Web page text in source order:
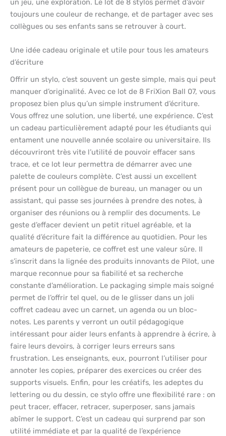
un jeu, une exploration. Le lot de 8 stylos permet d’avoir
toujours une couleur de rechange, et de partager avec ses
collègues ou ses enfants sans se retrouver à court.
Une idée cadeau originale et utile pour tous les amateurs
d’écriture
Offrir un stylo, c’est souvent un geste simple, mais qui peut
manquer d’originalité. Avec ce lot de 8 FriXion Ball 07, vous
proposez bien plus qu’un simple instrument d’écriture.
Vous offrez une solution, une liberté, une expérience. C’est
un cadeau particulièrement adapté pour les étudiants qui
entament une nouvelle année scolaire ou universitaire. Ils
découvriront très vite l’utilité de pouvoir effacer sans
trace, et ce lot leur permettra de démarrer avec une
palette de couleurs complète. C’est aussi un excellent
présent pour un collègue de bureau, un manager ou un
assistant, qui passe ses journées à prendre des notes, à
organiser des réunions ou à remplir des documents. Le
geste d’effacer devient un petit rituel agréable, et la
qualité d’écriture fait la différence au quotidien. Pour les
amateurs de papeterie, ce coffret est une valeur sûre. Il
s’inscrit dans la lignée des produits innovants de Pilot, une
marque reconnue pour sa fiabilité et sa recherche
constante d’amélioration. Le packaging simple mais soigné
permet de l’offrir tel quel, ou de le glisser dans un joli
coffret cadeau avec un carnet, un agenda ou un bloc-
notes. Les parents y verront un outil pédagogique
intéressant pour aider leurs enfants à apprendre à écrire, à
faire leurs devoirs, à corriger leurs erreurs sans
frustration. Les enseignants, eux, pourront l’utiliser pour
annoter les copies, préparer des exercices ou créer des
supports visuels. Enfin, pour les créatifs, les adeptes du
lettering ou du dessin, ce stylo offre une flexibilité rare : on
peut tracer, effacer, retracer, superposer, sans jamais
abîmer le support. C’est un cadeau qui surprend par son
utilité immédiate et par la qualité de l’expérience